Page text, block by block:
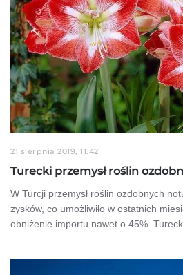
21 sierpnia 2019, 11:42
Turecki przemysł roślin
W Turcji przemysł roślin ozdobnych
zysków, co umożliwiło w ostatnich
obniżenie importu nawet o 45%.